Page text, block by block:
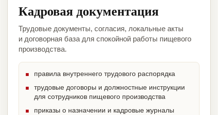
Кадровая документация
Трудовые документы, согласия, локальные акты
и договорная база для спокойной работы пищевого
производства.
правила внутреннего трудового распорядка
трудовые договоры и должностные инструкции
для сотрудников пищевого производства
приказы о назначении и кадровые журналы